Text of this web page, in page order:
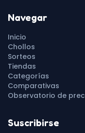
Navegar
Inicio
Chollos
Sorteos
Tiendas
Categorías
Comparativas
Observatorio de
Suscribirse